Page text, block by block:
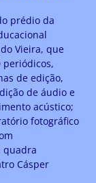
prédio da
Vieira, que
periódicos,
de edição,
de áudio e
acústico;
fotográfico
quadra
Cásper